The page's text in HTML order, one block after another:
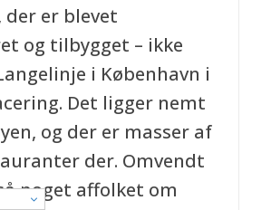
der er blevet
og tilbygget – ikke
i København i
Det ligger nemt
og der er masser af
der. Omvendt
noget affolket om